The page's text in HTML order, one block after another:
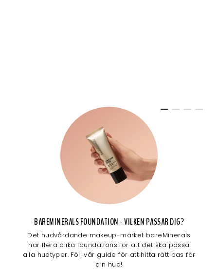
BAREMINERALS FOUNDATION - VILKEN PASSAR DIG?
Det hudvårdande makeup-märket bareMinerals
har flera olika foundations för att det ska passa
alla hudtyper. Följ vår guide för att hitta rätt bas för
din hud!